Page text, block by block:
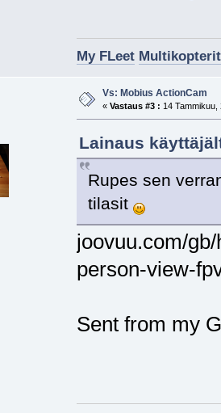
My FLeet
Vs: Mobius ActionCam
« Vastaus #3 : 14 Tammikuu,
Lainaus
Rupes sen
tilasit
joovuu.com/
person-view-
Sent from my